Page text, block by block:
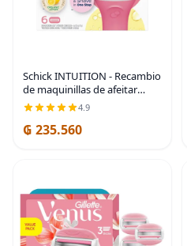
Schick INTUITION - Recambio
de maquinillas de afeitar
Lemon Berry Breeze para
mujer, repuesto de cuchillas
de afeitar INTUITION con
4.9
₲ 235.560